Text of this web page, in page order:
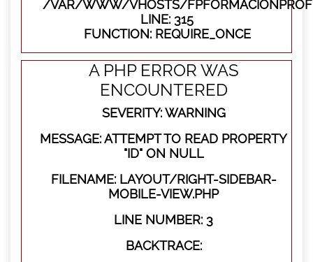
/VAR/WWW/VHOSTS/
LINE: 315
FUNCTION: REQUIRE_ONCE
A PHP ERROR WAS
ENCOUNTERED
SEVERITY: WARNING
MESSAGE: ATTEMPT TO READ PROPERTY
"ID" ON NULL
FILENAME: LAYOUT/RIGHT-SIDEBAR-
MOBILE-VIEW.PHP
LINE NUMBER: 3
BACKTRACE: